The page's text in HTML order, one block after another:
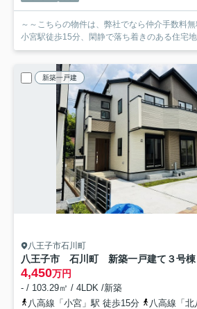
～～こちらの物件は、弊社でなら仲介手数料
小宮駅徒歩15分、閑静で落ち着きのある住宅
新築一戸建
八王子市石川町
八王子市 石川町 新築一戸建て ３号棟
4,450万円
- / 103.29㎡ / 4LDK /新築
八高線「小宮」駅 徒歩15分
八高線「